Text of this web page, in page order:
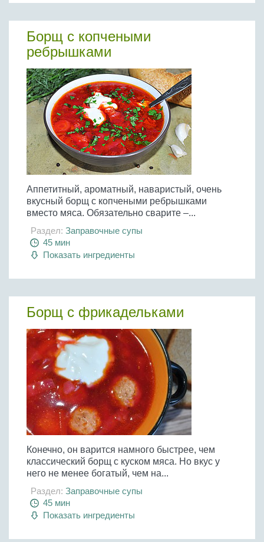
Борщ с копчеными
ребрышками
Аппетитный, ароматный, наваристый, очень
вкусный борщ с копчеными ребрышками
вместо мяса. Обязательно сварите –...
Раздел: Заправочные супы
45 мин
Показать ингредиенты
Борщ с фрикадельками
Конечно, он варится намного быстрее, чем
классический борщ с куском мяса. Но вкус у
него не менее богатый, чем на...
Раздел: Заправочные супы
45 мин
Показать ингредиенты